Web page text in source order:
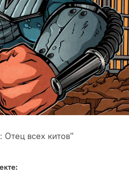
всех китов"